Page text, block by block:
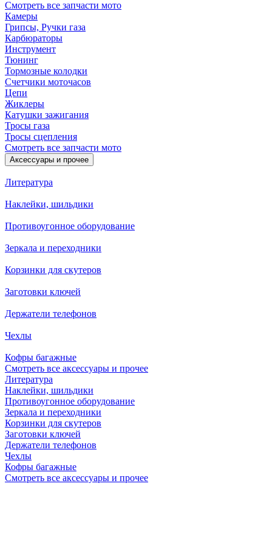
Смотреть все запчасти мото
Камеры
Грипсы, Ручки газа
Карбюраторы
Инструмент
Тюнинг
Тормозные колодки
Счетчики моточасов
Цепи
Жиклеры
Катушки зажигания
Тросы газа
Тросы сцепления
Смотреть все запчасти мото
Аксессуары и прочее
Литература
Наклейки, шильдики
Противоугонное оборудование
Зеркала и переходники
Корзинки для скутеров
Заготовки ключей
Держатели телефонов
Чехлы
Кофры багажные
Смотреть все аксессуары и прочее
Литература
Наклейки, шильдики
Противоугонное оборудование
Зеркала и переходники
Корзинки для скутеров
Заготовки ключей
Держатели телефонов
Чехлы
Кофры багажные
Смотреть все аксессуары и прочее